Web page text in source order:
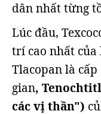
dân nhất từng
Lúc đầu,
trí cao nhất của
Tlacopan là
gian,
các vị thần")